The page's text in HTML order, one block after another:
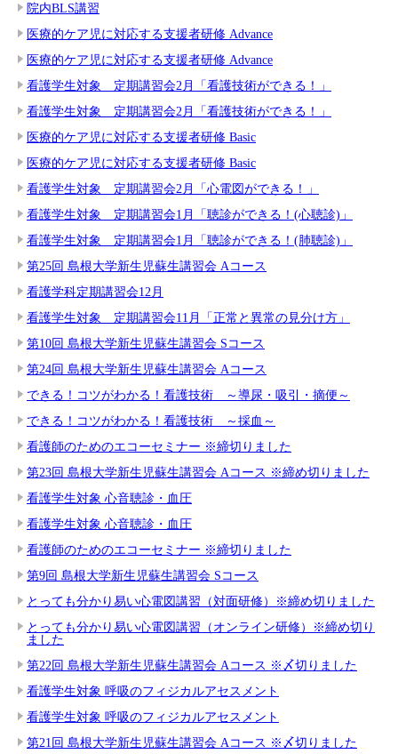
院内BLS講習
医療的ケア児に対応する支援者研修 Advance
医療的ケア児に対応する支援者研修 Advance
看護学生対象 定期講習会2月「看護技術ができる！」
看護学生対象 定期講習会2月「看護技術ができる！」
医療的ケア児に対応する支援者研修 Basic
医療的ケア児に対応する支援者研修 Basic
看護学生対象 定期講習会2月「心電図ができる！」
看護学生対象 定期講習会1月「聴診ができる！(心聴診)」
看護学生対象 定期講習会1月「聴診ができる！(肺聴診)」
第25回 島根大学新生児蘇生講習会 Aコース
看護学科定期講習会12月
看護学生対象 定期講習会11月「正常と異常の見分け方」
第10回 島根大学新生児蘇生講習会 Sコース
第24回 島根大学新生児蘇生講習会 Aコース
できる！コツがわかる！看護技術 ～導尿・吸引・摘便～
できる！コツがわかる！看護技術 ～採血～
看護師のためのエコーセミナー ※締切りました
第23回 島根大学新生児蘇生講習会 Aコース ※締め切りました
看護学生対象 心音聴診・血圧
看護学生対象 心音聴診・血圧
看護師のためのエコーセミナー ※締切りました
第9回 島根大学新生児蘇生講習会 Sコース
とっても分かり易い心電図講習（対面研修）※締め切りました
とっても分かり易い心電図講習（オンライン研修）※締め切り
ました
第22回 島根大学新生児蘇生講習会 Aコース ※〆切りました
看護学生対象 呼吸のフィジカルアセスメント
看護学生対象 呼吸のフィジカルアセスメント
第21回 島根大学新生児蘇生講習会 Aコース ※〆切りました